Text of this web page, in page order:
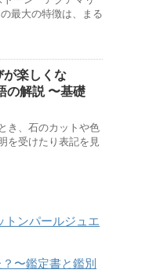
最大の特徴は、まる
が楽しくな
の解説 〜基礎
き、石のカットや色
を受けたり表記を見
トンパールジュエ
〜鑑定書と鑑別